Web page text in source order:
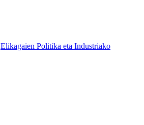
Elikagaien Politika eta Industriako